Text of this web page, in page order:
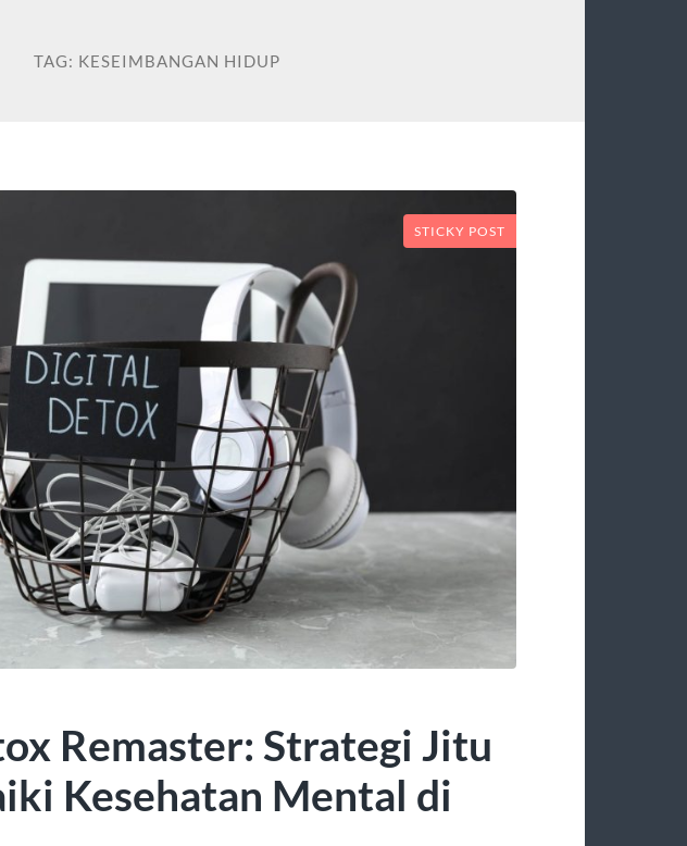
TAG: KESEIMBANGAN HIDUP
STICKY POST
Remaster: Strategi Jitu
Kesehatan Mental di